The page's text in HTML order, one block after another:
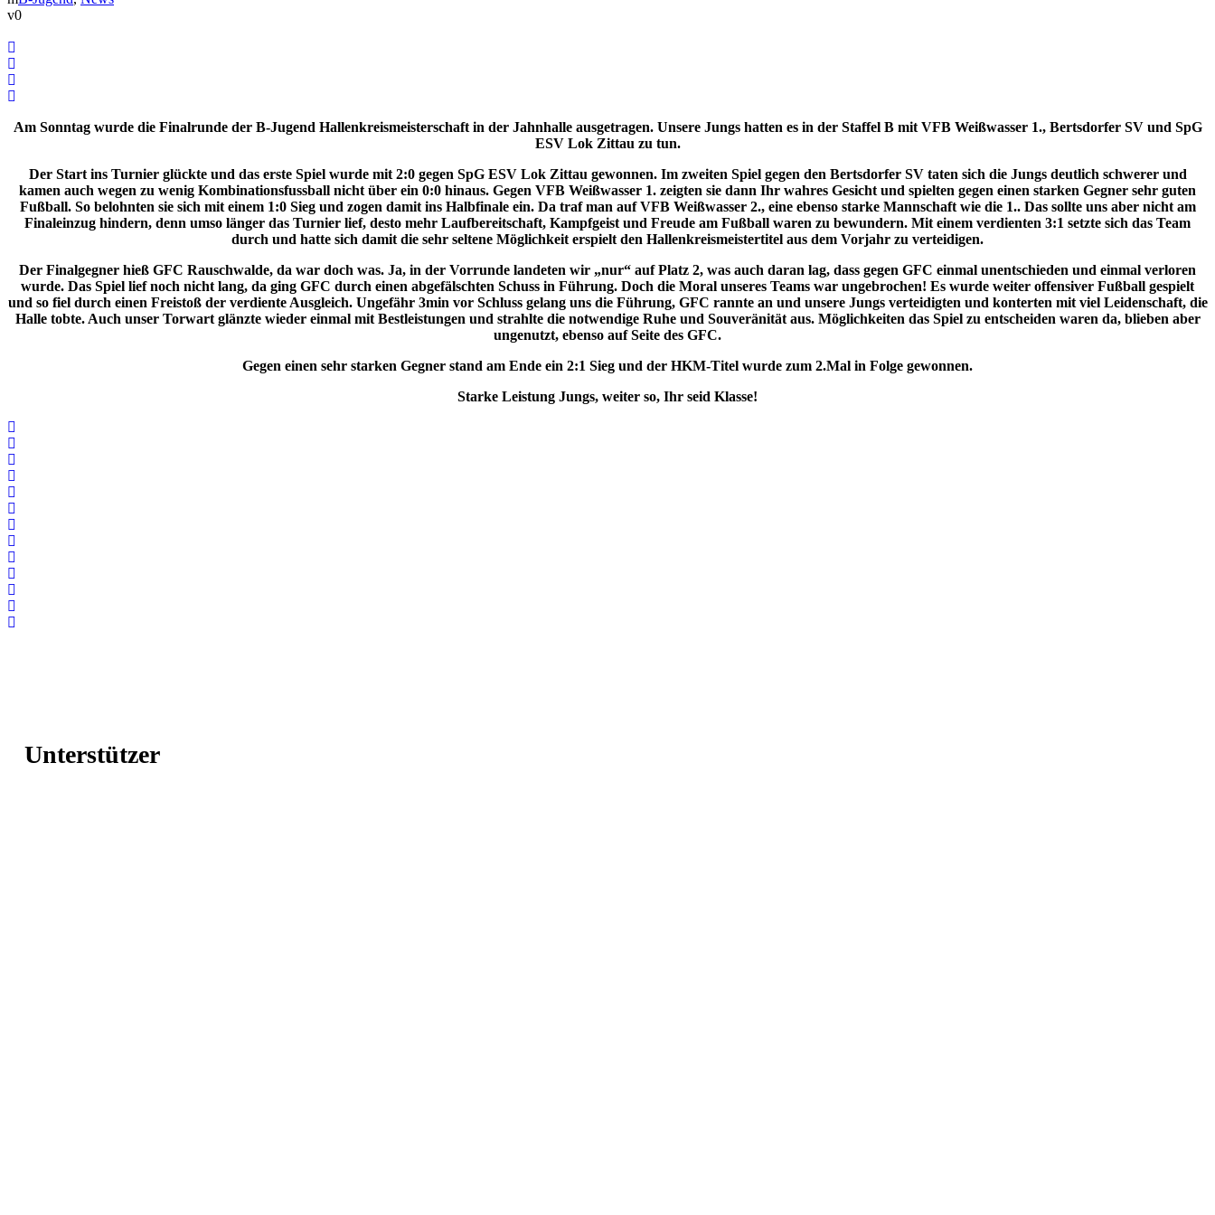
0
Am Sonntag wurde die Finalrunde der B-Jugend Hallenkreismeisterschaft in der Jahnhalle ausgetragen. Unsere Jungs hatten es in der Staffel B mit VFB Weißwasser 1., Bertsdorfer SV und SpG
ESV Lok Zittau zu tun.
Der Start ins Turnier glückte und das erste Spiel wurde mit 2:0 gegen SpG ESV Lok Zittau gewonnen. Im zweiten Spiel gegen den Bertsdorfer SV taten sich die Jungs deutlich schwerer und
kamen auch wegen zu wenig Kombinationsfussball nicht über ein 0:0 hinaus. Gegen VFB Weißwasser 1. zeigten sie dann Ihr wahres Gesicht und spielten gegen einen starken Gegner sehr guten
Fußball. So belohnten sie sich mit einem 1:0 Sieg und zogen damit ins Halbfinale ein. Da traf man auf VFB Weißwasser 2., eine ebenso starke Mannschaft wie die 1.. Das sollte uns aber nicht am
Finaleinzug hindern, denn umso länger das Turnier lief, desto mehr Laufbereitschaft, Kampfgeist und Freude am Fußball waren zu bewundern. Mit einem verdienten 3:1 setzte sich das Team
durch und hatte sich damit die sehr seltene Möglichkeit erspielt den Hallenkreismeistertitel aus dem Vorjahr zu verteidigen.
Der Finalgegner hieß GFC Rauschwalde, da war doch was. Ja, in der Vorrunde landeten wir „nur“ auf Platz 2, was auch daran lag, dass gegen GFC einmal unentschieden und einmal verloren
wurde. Das Spiel lief noch nicht lang, da ging GFC durch einen abgefälschten Schuss in Führung. Doch die Moral unseres Teams war ungebrochen! Es wurde weiter offensiver Fußball gespielt
und so fiel durch einen Freistoß der verdiente Ausgleich. Ungefähr 3min vor Schluss gelang uns die Führung, GFC rannte an und unsere Jungs verteidigten und konterten mit viel Leidenschaft, die
Halle tobte. Auch unser Torwart glänzte wieder einmal mit Bestleistungen und strahlte die notwendige Ruhe und Souveränität aus. Möglichkeiten das Spiel zu entscheiden waren da, blieben aber
ungenutzt, ebenso auf Seite des GFC.
Gegen einen sehr starken Gegner stand am Ende ein 2:1 Sieg und der HKM-Titel wurde zum 2.Mal in Folge gewonnen.
Starke Leistung Jungs, weiter so, Ihr seid Klasse!
Unterstützer